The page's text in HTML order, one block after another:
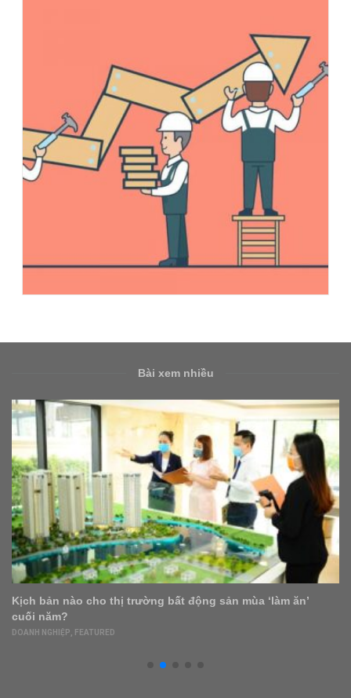
Bài xem nhiều
Kịch bản nào cho thị trường bất động sản mùa ‘làm ăn’
cuối năm?
DOANH NGHIỆP FEATURED